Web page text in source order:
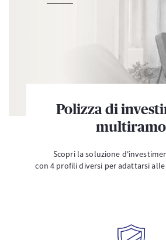
Polizza di
multiramo
Scopri la soluzione
con 4 profili diversi per adattarsi alle